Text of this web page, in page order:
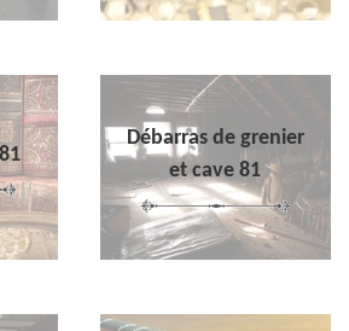
Débarras de grenier
et cave 81